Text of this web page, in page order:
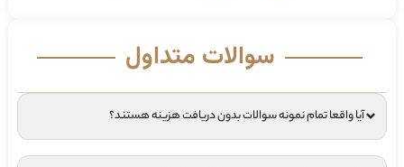
سوالات متداول
آیا واقعا تمام نمونه سوالات بدون دریافت هزینه هستند؟